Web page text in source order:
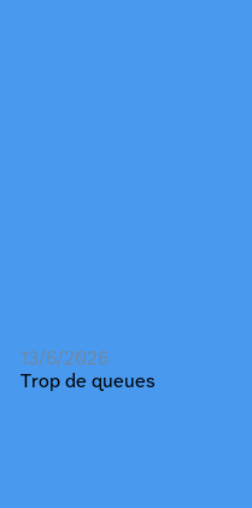
13/6/2026
Trop de queues